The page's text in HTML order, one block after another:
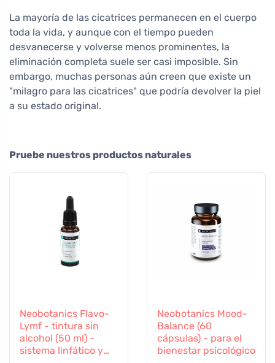
La mayoría de las cicatrices permanecen en el cuerpo
toda la vida, y aunque con el tiempo pueden
desvanecerse y volverse menos prominentes, la
eliminación completa suele ser casi imposible. Sin
embargo, muchas personas aún creen que existe un
"milagro para las cicatrices" que podría devolver la piel
a su estado original.
Pruebe nuestros productos naturales
Neobotanics Flavo-
Lymf - tintura sin
alcohol (50 ml) -
sistema linfático y
Neobotanics Mood-
Balance (60
cápsulas) - para el
bienestar psicológico